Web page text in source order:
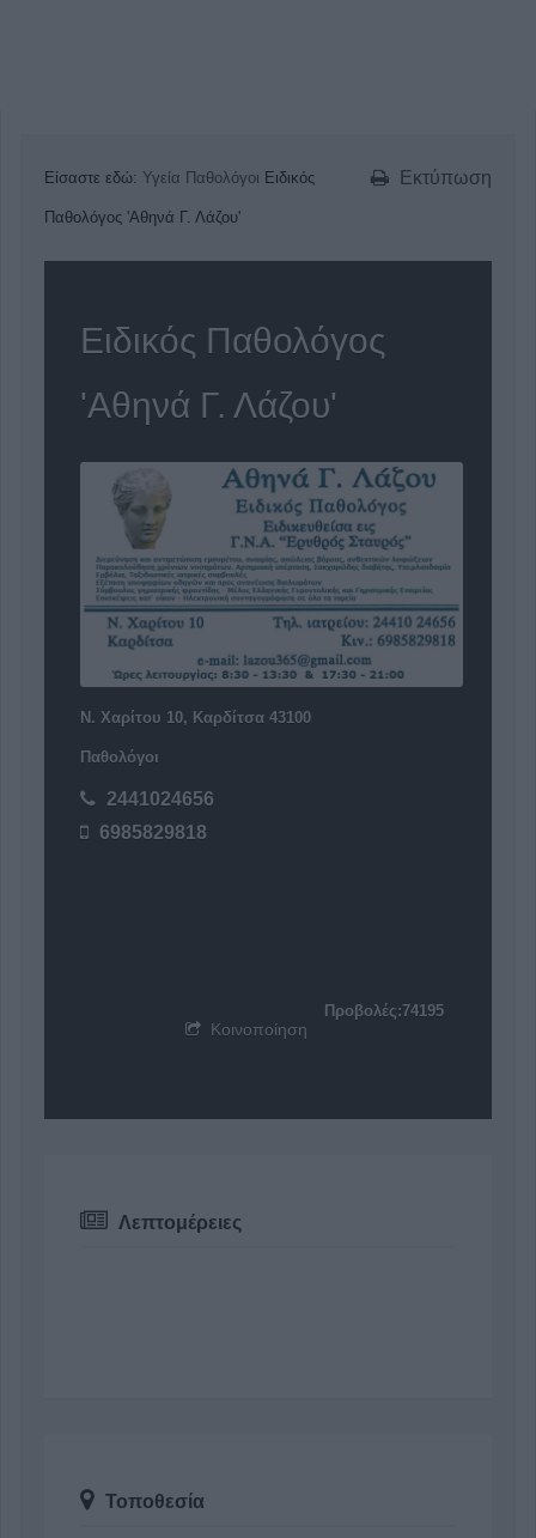
Εκτύπωση
Είσαστε εδώ: Υγεία Παθολόγοι Ειδικός
Παθολόγος 'Αθηνά Γ. Λάζου'
Ειδικός Παθολόγος
'Αθηνά Γ. Λάζου'
Ν. Χαρίτου 10, Καρδίτσα 43100
Παθολόγοι
2441024656
6985829818
Προβολές:74195
Κοινοποίηση
Λεπτομέρειες
Τοποθεσία